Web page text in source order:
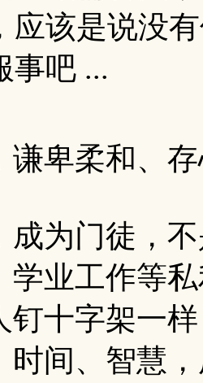
应该是说没
事吧 ...
谦卑柔和、
成为门徒，
学业工作等
钉十字架一
时间、智慧